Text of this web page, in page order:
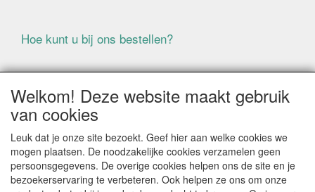
Hoe kunt u bij ons bestellen?
Voorwaarden
BIJ BESTELLINGEN ONDER DE € 125,00 EXCLUSIEF BTW
BRENGEN WIJ IN NEDERLAND € 5,87 VERZENDKOSTEN
IN REKENING (BELGIË € 9,09). VERZENDKOSTEN
WORDEN VERWIJDERD BIJ BESTELLING BOVEN DE €
Welkom! Deze website maakt gebruik
van cookies
Leuk dat je onze site bezoekt. Geef hier aan welke cookies we
mogen plaatsen. De noodzakelijke cookies verzamelen geen
persoonsgegevens. De overige cookies helpen ons de site en je
bezoekerservaring te verbeteren. Ook helpen ze ons om onze